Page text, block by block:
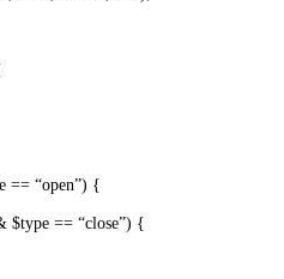
== “open”) {
$type == “close”) {